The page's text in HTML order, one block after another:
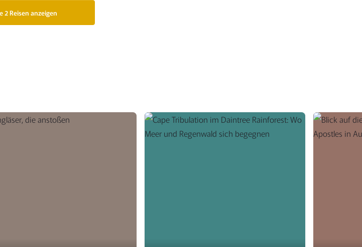
2 Reisen anzeigen